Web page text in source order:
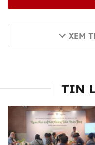
XEM
TIN